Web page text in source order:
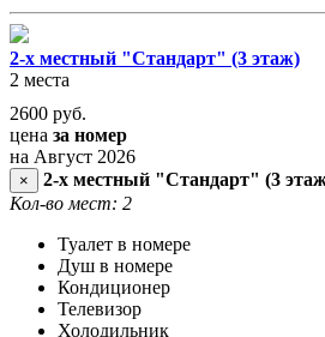
2-х местный "Стандарт" (3 этаж)
2 места
2600 руб.
цена за номер
на Август 2026
×
2-х местный "Стандарт" (3
Кол-во мест: 2
Туалет в номере
Душ в номере
Кондиционер
Телевизор
Холодильник